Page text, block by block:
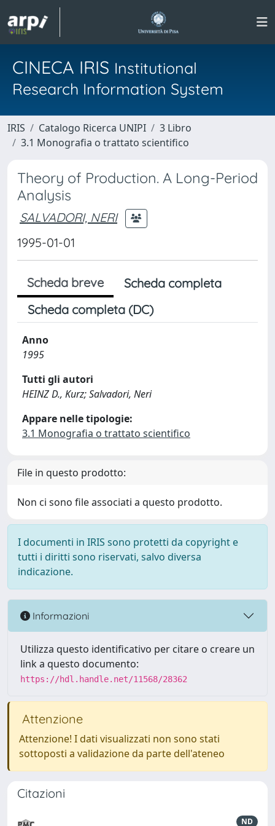
CINECA IRIS Institutional
Research Information System
IRIS Catalogo Ricerca UNIPI
3 Libro
3.1 Monografia o trattato scientifico
Theory of Production. A Long-Period
Analysis
SALVADORI, NERI
1995-01-01
Scheda breve
Scheda completa
Scheda completa (DC)
Anno
1995
Tutti gli autori
HEINZ D., Kurz; Salvadori, Neri
Appare nelle tipologie:
3.1 Monografia o trattato scientifico
File in questo prodotto:
Non ci sono file associati a questo prodotto.
I documenti in IRIS sono protetti da copyright e
tutti i diritti sono riservati, salvo diversa
indicazione.
Informazioni
Utilizza questo identificativo per citare o creare un
link a questo documento:
https://hdl.handle.net/11568/28362
Attenzione
Attenzione! I dati visualizzati non sono stati
sottoposti a validazione da parte dell'ateneo
Citazioni
ND